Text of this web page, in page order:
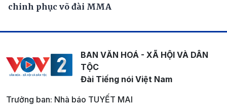
chinh phục võ đài MMA
BAN VĂN HOÁ - XÃ HỘI VÀ DÂN
TỘC
Đài Tiếng nói Việt Nam
Trưởng ban: Nhà báo TUYẾT MAI